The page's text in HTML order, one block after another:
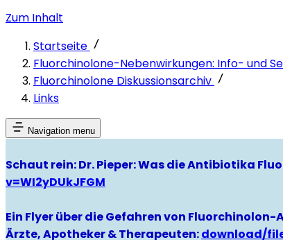
Zum Inhalt
Startseite
Fluorchinolone-Nebenwirkungen: Info- und
Fluorchinolone Diskussionsarchiv
Links
Navigation menu
Schaut rein: Dr. Pieper: Was die Antibiotika
v=WI2yDUkJFGM
Ein Flyer über die Gefahren von
Ärzte, Apotheker & Therapeuten:download/